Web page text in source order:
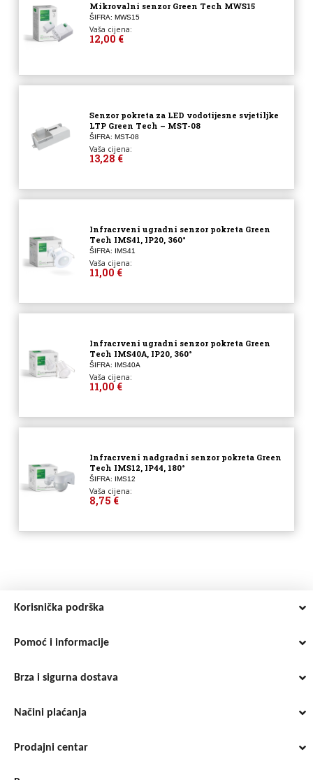
Mikrovalni senzor Green Tech MWS15
ŠIFRA: MWS15
Vaša cijena:
12,00 €
Senzor pokreta za LED vodotijesne svjetiljke
LTP Green Tech – MST-08
ŠIFRA: MST-08
Vaša cijena:
13,28 €
Infracrveni ugradni senzor pokreta Green
Tech IMS41, IP20, 360°
ŠIFRA: IMS41
Vaša cijena:
11,00 €
Infracrveni ugradni senzor pokreta Green
Tech IMS40A, IP20, 360°
ŠIFRA: IMS40A
Vaša cijena:
11,00 €
Infracrveni nadgradni senzor pokreta Green
Tech IMS12, IP44, 180°
ŠIFRA: IMS12
Vaša cijena:
8,75 €
Korisnička podrška
Pomoć i informacije
Brza i sigurna dostava
Načini plaćanja
Prodajni centar